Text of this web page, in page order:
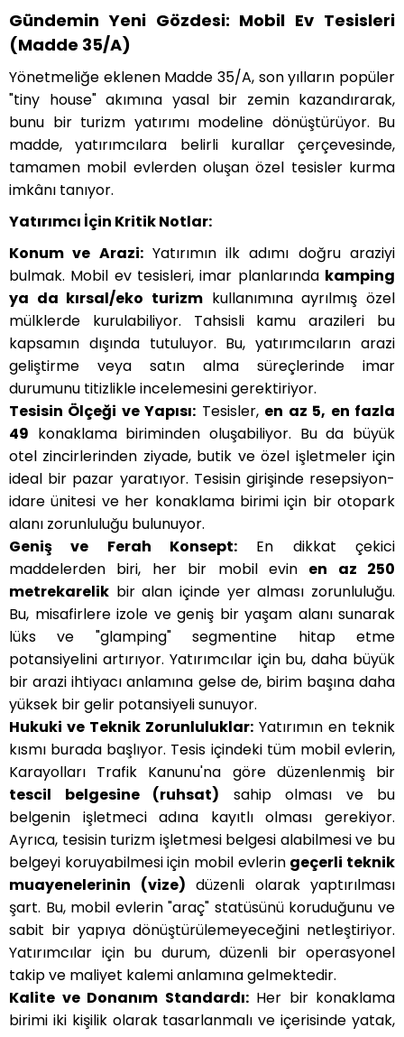
Gündemin Yeni Gözdesi: Mobil Ev Tesisleri
(Madde 35/A)
Yönetmeliğe eklenen Madde 35/A, son yılların popüler
"tiny house" akımına yasal bir zemin kazandırarak,
bunu bir turizm yatırımı modeline dönüştürüyor. Bu
madde, yatırımcılara belirli kurallar çerçevesinde,
tamamen mobil evlerden oluşan özel tesisler kurma
imkânı tanıyor.
Yatırımcı İçin Kritik Notlar:
Konum ve Arazi:Yatırımın ilk adımı doğru araziyi
bulmak. Mobil ev tesisleri, imar planlarında kamping
ya da kırsal/eko turizm kullanımına ayrılmış özel
mülklerde kurulabiliyor. Tahsisli kamu arazileri bu
kapsamın dışında tutuluyor. Bu, yatırımcıların arazi
geliştirme veya satın alma süreçlerinde imar
durumunu titizlikle incelemesini gerektiriyor.
Tesisin Ölçeği ve Yapısı: Tesisler, en az 5, en fazla
49 konaklama biriminden oluşabiliyor. Bu da büyük
otel zincirlerinden ziyade, butik ve özel işletmeler için
ideal bir pazar yaratıyor. Tesisin girişinde resepsiyon-
idare ünitesi ve her konaklama birimi için bir otopark
alanı zorunluluğu bulunuyor.
Geniş ve Ferah Konsept: En dikkat çekici
maddelerden biri, her bir mobil evin en az 250
metrekarelik bir alan içinde yer alması zorunluluğu.
Bu, misafirlere izole ve geniş bir yaşam alanı sunarak
lüks ve "glamping" segmentine hitap etme
potansiyelini artırıyor. Yatırımcılar için bu, daha büyük
bir arazi ihtiyacı anlamına gelse de, birim başına daha
yüksek bir gelir potansiyeli sunuyor.
Hukuki ve Teknik Zorunluluklar: Yatırımın en teknik
kısmı burada başlıyor. Tesis içindeki tüm mobil evlerin,
Karayolları Trafik Kanunu'na göre düzenlenmiş bir
tescil belgesine (ruhsat) sahip olması ve bu
belgenin işletmeci adına kayıtlı olması gerekiyor.
Ayrıca, tesisin turizm işletmesi belgesi alabilmesi ve bu
belgeyi koruyabilmesi için mobil evlerin geçerli teknik
muayenelerinin (vize) düzenli olarak yaptırılması
şart. Bu, mobil evlerin "araç" statüsünü koruduğunu ve
sabit bir yapıya dönüştürülemeyeceğini netleştiriyor.
Yatırımcılar için bu durum, düzenli bir operasyonel
takip ve maliyet kalemi anlamına gelmektedir.
Kalite ve Donanım Standardı:Her bir konaklama
birimi iki kişilik olarak tasarlanmalı ve içerisinde yatak,